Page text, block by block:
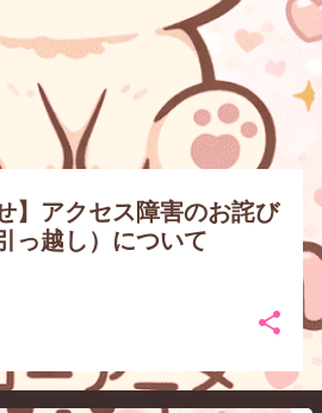
】アクセス障害のお詫び
っ越し）について